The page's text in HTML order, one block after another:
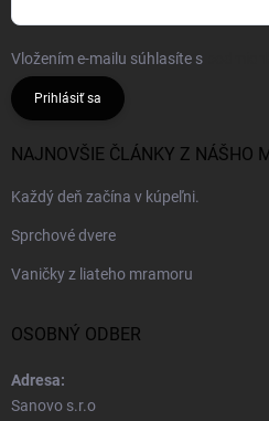
Vložením e-mailu súhlasíte s
Prihlásiť sa
NAJNOVŠIE ČLÁNKY Z NÁŠHO
Každý deň začína v kúpeľni.
Sprchové dvere
Vaničky z liateho mramoru
OSOBNÝ ODBER
Adresa:
Sanovo s.r.o